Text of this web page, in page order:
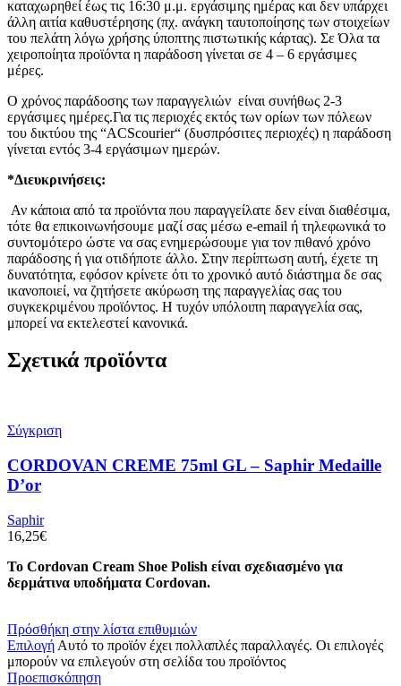
καταχωρηθεί έως τις 16:30 μ.μ. εργάσιμης ημέρας και δεν υπάρχει
άλλη αιτία καθυστέρησης (πχ. ανάγκη ταυτοποίησης των στοιχείων
του πελάτη λόγω χρήσης ύποπτης πιστωτικής κάρτας). Σε Όλα τα
χειροποίητα προϊόντα η παράδοση γίνεται σε 4 – 6 εργάσιμες
μέρες.
Ο χρόνος παράδοσης των παραγγελιών είναι συνήθως 2-3
εργάσιμες ημέρες.Για τις περιοχές εκτός των ορίων των πόλεων
του δικτύου της “ACScourier“ (δυσπρόσιτες περιοχές) η παράδοση
γίνεται εντός 3-4 εργάσιμων ημερών.
*Διευκρινήσεις:
Αν κάποια από τα προϊόντα που παραγγείλατε δεν είναι διαθέσιμα,
τότε θα επικοινωνήσουμε μαζί σας μέσω e-email ή τηλεφωνικά το
συντομότερο ώστε να σας ενημερώσουμε για τον πιθανό χρόνο
παράδοσης ή για οτιδήποτε άλλο. Στην περίπτωση αυτή, έχετε τη
δυνατότητα, εφόσον κρίνετε ότι το χρονικό αυτό διάστημα δε σας
ικανοποιεί, να ζητήσετε ακύρωση της παραγγελίας σας του
συγκεκριμένου προϊόντος. Η τυχόν υπόλοιπη παραγγελία σας,
μπορεί να εκτελεστεί κανονικά.
Σχετικά προϊόντα
Σύγκριση
CORDOVAN CREME 75ml GL – Saphir Medaille
D’or
Saphir
16,25€
Το Cordovan Cream Shoe Polish είναι σχεδιασμένο για
δερμάτινα υποδήματα Cordovan.
Πρόσθήκη στην λίστα επιθυμιών
Επιλογή Αυτό το προϊόν έχει πολλαπλές παραλλαγές. Οι επιλογές
μπορούν να επιλεγούν στη σελίδα του προϊόντος
Προεπισκόπηση